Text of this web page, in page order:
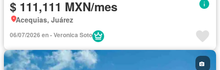
$ 111,111 MXN/mes
Acequias, Juárez
06/07/2026 en - Veronica Soto